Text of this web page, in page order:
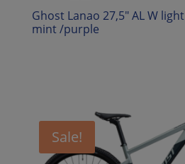
Ghost Lanao 27,5″ AL W light
mint /purple
Sale!